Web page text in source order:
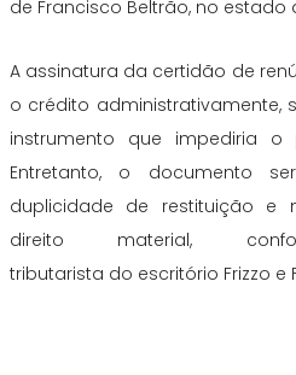
de Francisco Beltrão, no estado
A assinatura da certidão de
o crédito administrativamente,
instrumento que impediria o
Entretanto, o documento
duplicidade de restituição e
direito material,
tributarista do escritório Frizzo e